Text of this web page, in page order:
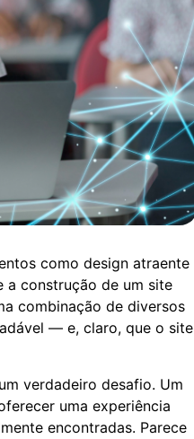
como design atraente
a construção de um site
combinação de diversos
— e, claro, que o site
verdadeiro desafio. Um
uma experiência
encontradas. Parece